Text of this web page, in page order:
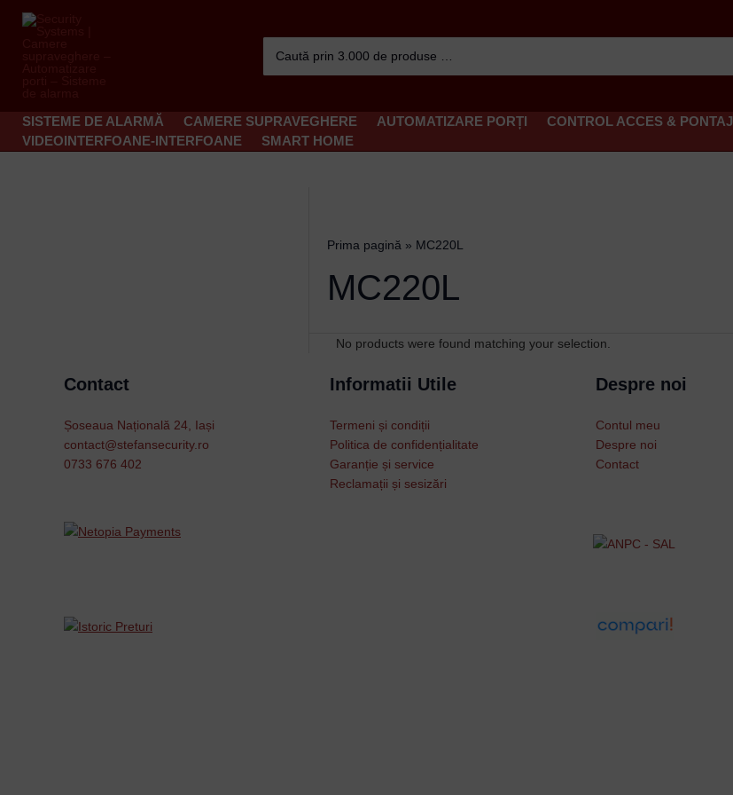
Search
for:
SISTEME DE ALARMĂ CAMERE SUPRAVEGHERE AUTOMATIZARE PORȚI CONTROL ACCES & PONTAJ
VIDEOINTERFOANE-INTERFOANE
SMART HOME
Prima pagină » MC220L
MC220L
No products were found matching your selection.
Contact
Șoseaua Națională 24, Iași
contact@stefansecurity.ro
0733 676 402
Informatii Utile
Termeni și condiții
Politica de confidențialitate
Garanție și service
Reclamații și sesizări
Despre noi
Contul meu
Despre noi
Contact